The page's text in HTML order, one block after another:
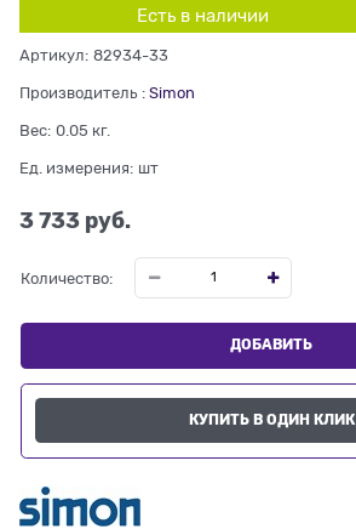
Есть в наличии
Артикул: 82934-33
Производитель : Simon
Вес: 0.05 кг.
Ед. измерения: шт
3 733 руб.
Количество:
ДОБАВИТЬ
КУПИТЬ В ОДИН КЛИК